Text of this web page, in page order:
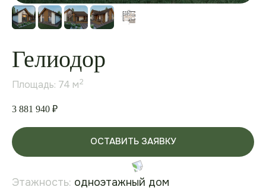
Гелиодор
Площадь: 74 м2
3 881 940 ₽
ОСТАВИТЬ ЗАЯВКУ
Этажность: одноэтажный дом